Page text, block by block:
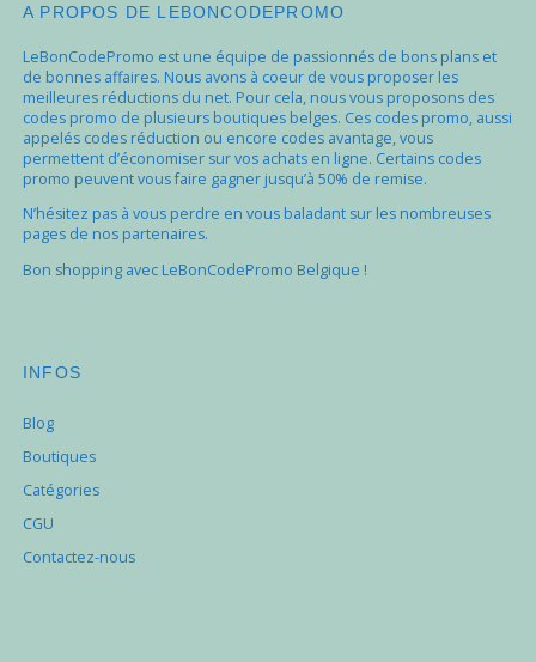
A PROPOS DE LEBONCODEPROMO
LeBonCodePromo est une équipe de passionnés de bons plans et
de bonnes affaires. Nous avons à coeur de vous proposer les
meilleures réductions du net. Pour cela, nous vous proposons des
codes promo de plusieurs boutiques belges. Ces codes promo, aussi
appelés codes réduction ou encore codes avantage, vous
permettent d’économiser sur vos achats en ligne. Certains codes
promo peuvent vous faire gagner jusqu’à 50% de remise.
N’hésitez pas à vous perdre en vous baladant sur les nombreuses
pages de nos partenaires.
Bon shopping avec LeBonCodePromo Belgique !
INFOS
Blog
Boutiques
Catégories
CGU
Contactez-nous